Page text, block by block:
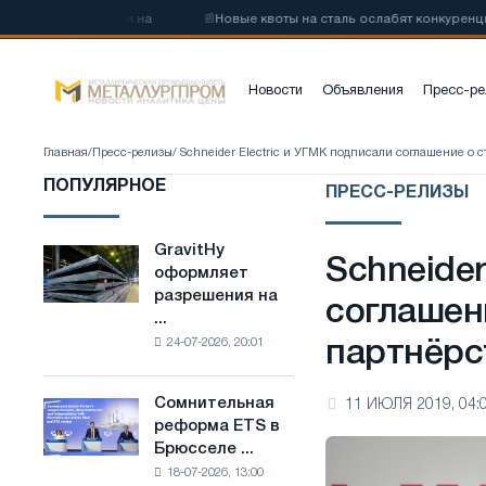
Новые квоты на сталь ослабят конкуренцию в
Новости Объявления Пресс-
Главная/ Пресс-релизы/ Schneider Electric и УГМК подписали соглашение о
ПОПУЛЯРНОЕ
GravitHy
оформляет
разрешения
строительство
производству
низкоуглеродистой
GravitHy
оформляет
разрешения на
...
24-07-2026, 20:01
Сомнительная
реформа
ETS
Сомнительная
реформа ETS в
Брюсселе ...
18-07-2026, 13:00
ПРЕСС-РЕЛИЗЫ
11 ИЮЛЯ 2019,